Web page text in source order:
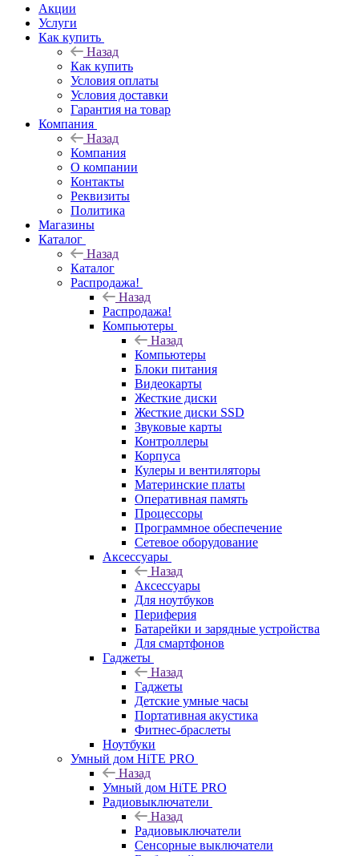
Акции
Услуги
Как купить
Назад
Как купить
Условия оплаты
Условия доставки
Гарантия на товар
Компания
Назад
Компания
О компании
Контакты
Реквизиты
Политика
Магазины
Каталог
Назад
Каталог
Распродажа!
Назад
Распродажа!
Компьютеры
Назад
Компьютеры
Блоки питания
Видеокарты
Жесткие диски
Жесткие диски SSD
Звуковые карты
Контроллеры
Корпуса
Кулеры и вентиляторы
Материнские платы
Оперативная память
Процессоры
Программное обеспечение
Сетевое оборудование
Аксессуары
Назад
Аксессуары
Для ноутбуков
Периферия
Батарейки и зарядные устройства
Для смартфонов
Гаджеты
Назад
Гаджеты
Детские умные часы
Портативная акустика
Фитнес-браслеты
Ноутбуки
Умный дом HiTE PRO
Назад
Умный дом HiTE PRO
Радиовыключатели
Назад
Радиовыключатели
Сенсорные выключатели